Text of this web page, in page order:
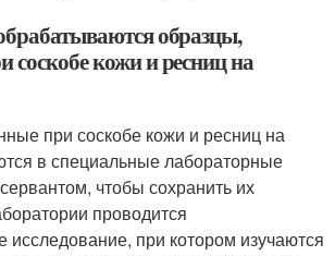
образцы,
соскобе кожи и ресниц на
при соскобе кожи и ресниц на
в специальные лабораторные
чтобы сохранить их
проводится
исследование, при котором изучаются